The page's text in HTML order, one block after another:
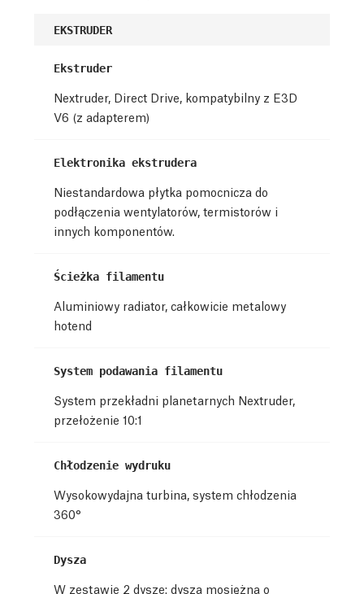
EKSTRUDER
Ekstruder
Nextruder, Direct Drive, kompatybilny z E3D
V6 (z adapterem)
Elektronika ekstrudera
Niestandardowa płytka pomocnicza do
podłączenia wentylatorów, termistorów i
innych komponentów.
Ścieżka filamentu
Aluminiowy radiator, całkowicie metalowy
hotend
System podawania filamentu
System przekładni planetarnych Nextruder,
przełożenie 10:1
Chłodzenie wydruku
Wysokowydajna turbina, system chłodzenia
360°
Dysza
W zestawie 2 dysze: dysza mosiężna o